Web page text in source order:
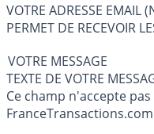
VOTRE ADRESSE EMAIL
PERMET DE RECEVOIR
VOTRE MESSAGE
Ce champ n'accepte